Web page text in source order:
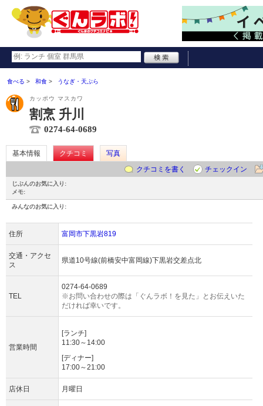
食べる 和食 うなぎ・天ぷら
カッポウ マスカワ
割烹 升川
0274-64-0689
基本情報 クチコミ
写真
クチコミを書く
チェックイン
じぶんのお気に入り:
メモ:
みんなのお気に入り:
住所 富岡市下黒岩819
交通・アクセ
ス
県道10号線(前橋安中富岡線)下黒岩交差点北
TEL
0274-64-0689
※お問い合わせの際は「ぐんラボ！を見た」とお伝えいた
だければ幸いです。
営業時間
[ランチ]
11:30～14:00
[ディナー]
17:00～21:00
店休日 月曜日